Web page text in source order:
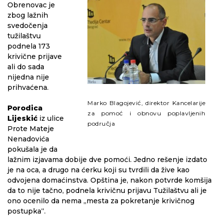
Marko Blagojević, direktor Kancelarije
za pomoć i obnovu poplavljenih
područja
Obrenovac je
zbog lažnih
svedočenja
tužilaštvu
podnela 173
krivične prijave
ali do sada
nijedna nije
prihvaćena.
Porodica
Lijeskić iz ulice
Prote Mateje
Nenadovića
pokušala je da
lažnim izjavama dobije dve pomoći. Jedno rešenje izdato
je na oca, a drugo na ćerku koji su tvrdili da žive kao
odvojena domaćinstva. Opština je, nakon potvrde komšija
da to nije tačno, podnela krivičnu prijavu Tužilaštvu ali je
ono ocenilo da nema „mesta za pokretanje krivičnog
postupka“.